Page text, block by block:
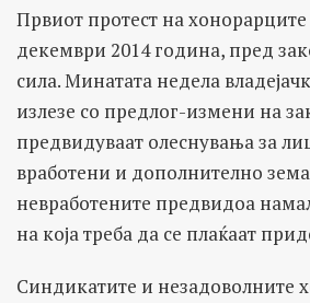
Првиот протест на
декември 2014 година, пред
сила. Минатата недела
излезе со предлог-измени на
предвидуваат олеснувања за
вработени и дополнително
невработените предвидоа
на која треба да се плаќаат
Синдикатите и незадоволните